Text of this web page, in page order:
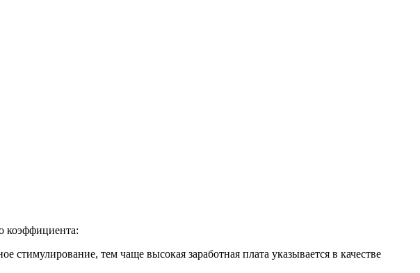
коэффициента:
стимулирование, тем чаще высокая заработная плата указывается в качестве